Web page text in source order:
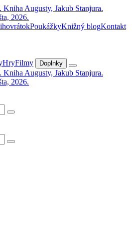
PoukážkyKnižný blogKontakt
HryFilmy Doplnky